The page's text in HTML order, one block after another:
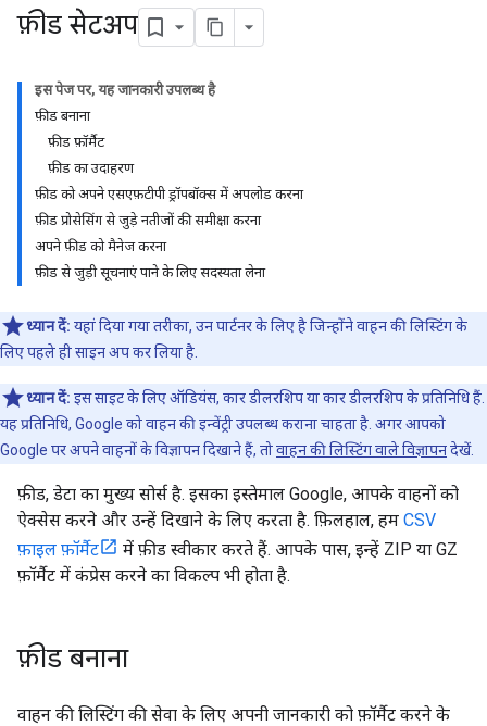
फ़ीड सेटअप
इस पेज पर, यह जानकारी उपलब्ध है
फ़ीड बनाना
फ़ीड फ़ॉर्मैट
फ़ीड का उदाहरण
फ़ीड को अपने एसएफ़टीपी ड्रॉपबॉक्स में अपलोड करना
फ़ीड प्रोसेसिंग से जुड़े नतीजों की समीक्षा करना
अपने फ़ीड को मैनेज करना
फ़ीड से जुड़ी सूचनाएं पाने के लिए सदस्यता लेना
ध्यान दें: यहां दिया गया तरीका, उन पार्टनर के लिए है जिन्होंने वाहन की लिस्टिंग के
लिए पहले ही साइन अप कर लिया है.
ध्यान दें: इस साइट के लिए ऑडियंस, कार डीलरशिप या कार डीलरशिप के प्रतिनिधि हैं.
यह प्रतिनिधि, Google को वाहन की इन्वेंट्री उपलब्ध कराना चाहता है. अगर आपको
Google पर अपने वाहनों के विज्ञापन दिखाने हैं, तोवाहन की लिस्टिंग वाले विज्ञापनदेखें.
फ़ीड, डेटा का मुख्य सोर्स है. इसका इस्तेमाल Google, आपके वाहनों को
ऐक्सेस करने और उन्हें दिखाने के लिए करता है. फ़िलहाल, हम CSV
फ़ाइल फ़ॉर्मैट
में फ़ीड स्वीकार करते हैं. आपके पास, इन्हें ZIP या GZ
फ़ॉर्मैट में कंप्रेस करने का विकल्प भी होता है.
फ़ीड बनाना
वाहन की लिस्टिंग की सेवा के लिए अपनी जानकारी को फ़ॉर्मैट करने के